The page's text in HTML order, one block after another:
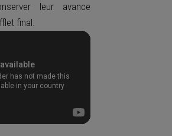
leur avance
final.